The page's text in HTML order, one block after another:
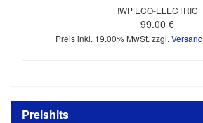
!WP ECO-ELECTRIC
99.00 €
Preis inkl. 19.00% MwSt. zzgl. Versand
Preishits